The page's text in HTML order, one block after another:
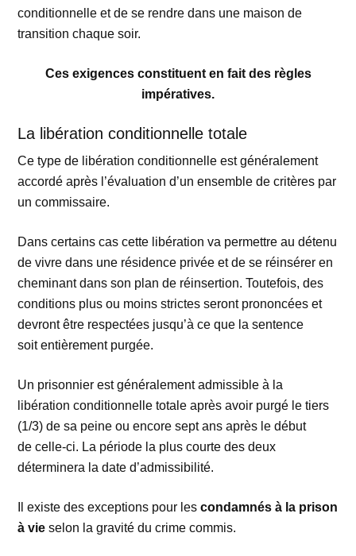
conditionnelle et de se rendre dans une maison de
transition chaque soir.
Ces exigences constituent en fait des règles
impératives.
La libération conditionnelle totale
Ce type de libération conditionnelle est généralement
accordé après l’évaluation d’un ensemble de critères par
un commissaire.
Dans certains cas cette libération va permettre au détenu
de vivre dans une résidence privée et de se réinsérer en
cheminant dans son plan de réinsertion. Toutefois, des
conditions plus ou moins strictes seront prononcées et
devront être respectées jusqu’à ce que la sentence
soit entièrement purgée.
Un prisonnier est généralement admissible à la
libération conditionnelle totale après avoir purgé le tiers
(1/3) de sa peine ou encore sept ans après le début
de celle-ci. La période la plus courte des deux
déterminera la date d’admissibilité.
Il existe des exceptions pour les condamnés à la prison
à vie selon la gravité du crime commis.